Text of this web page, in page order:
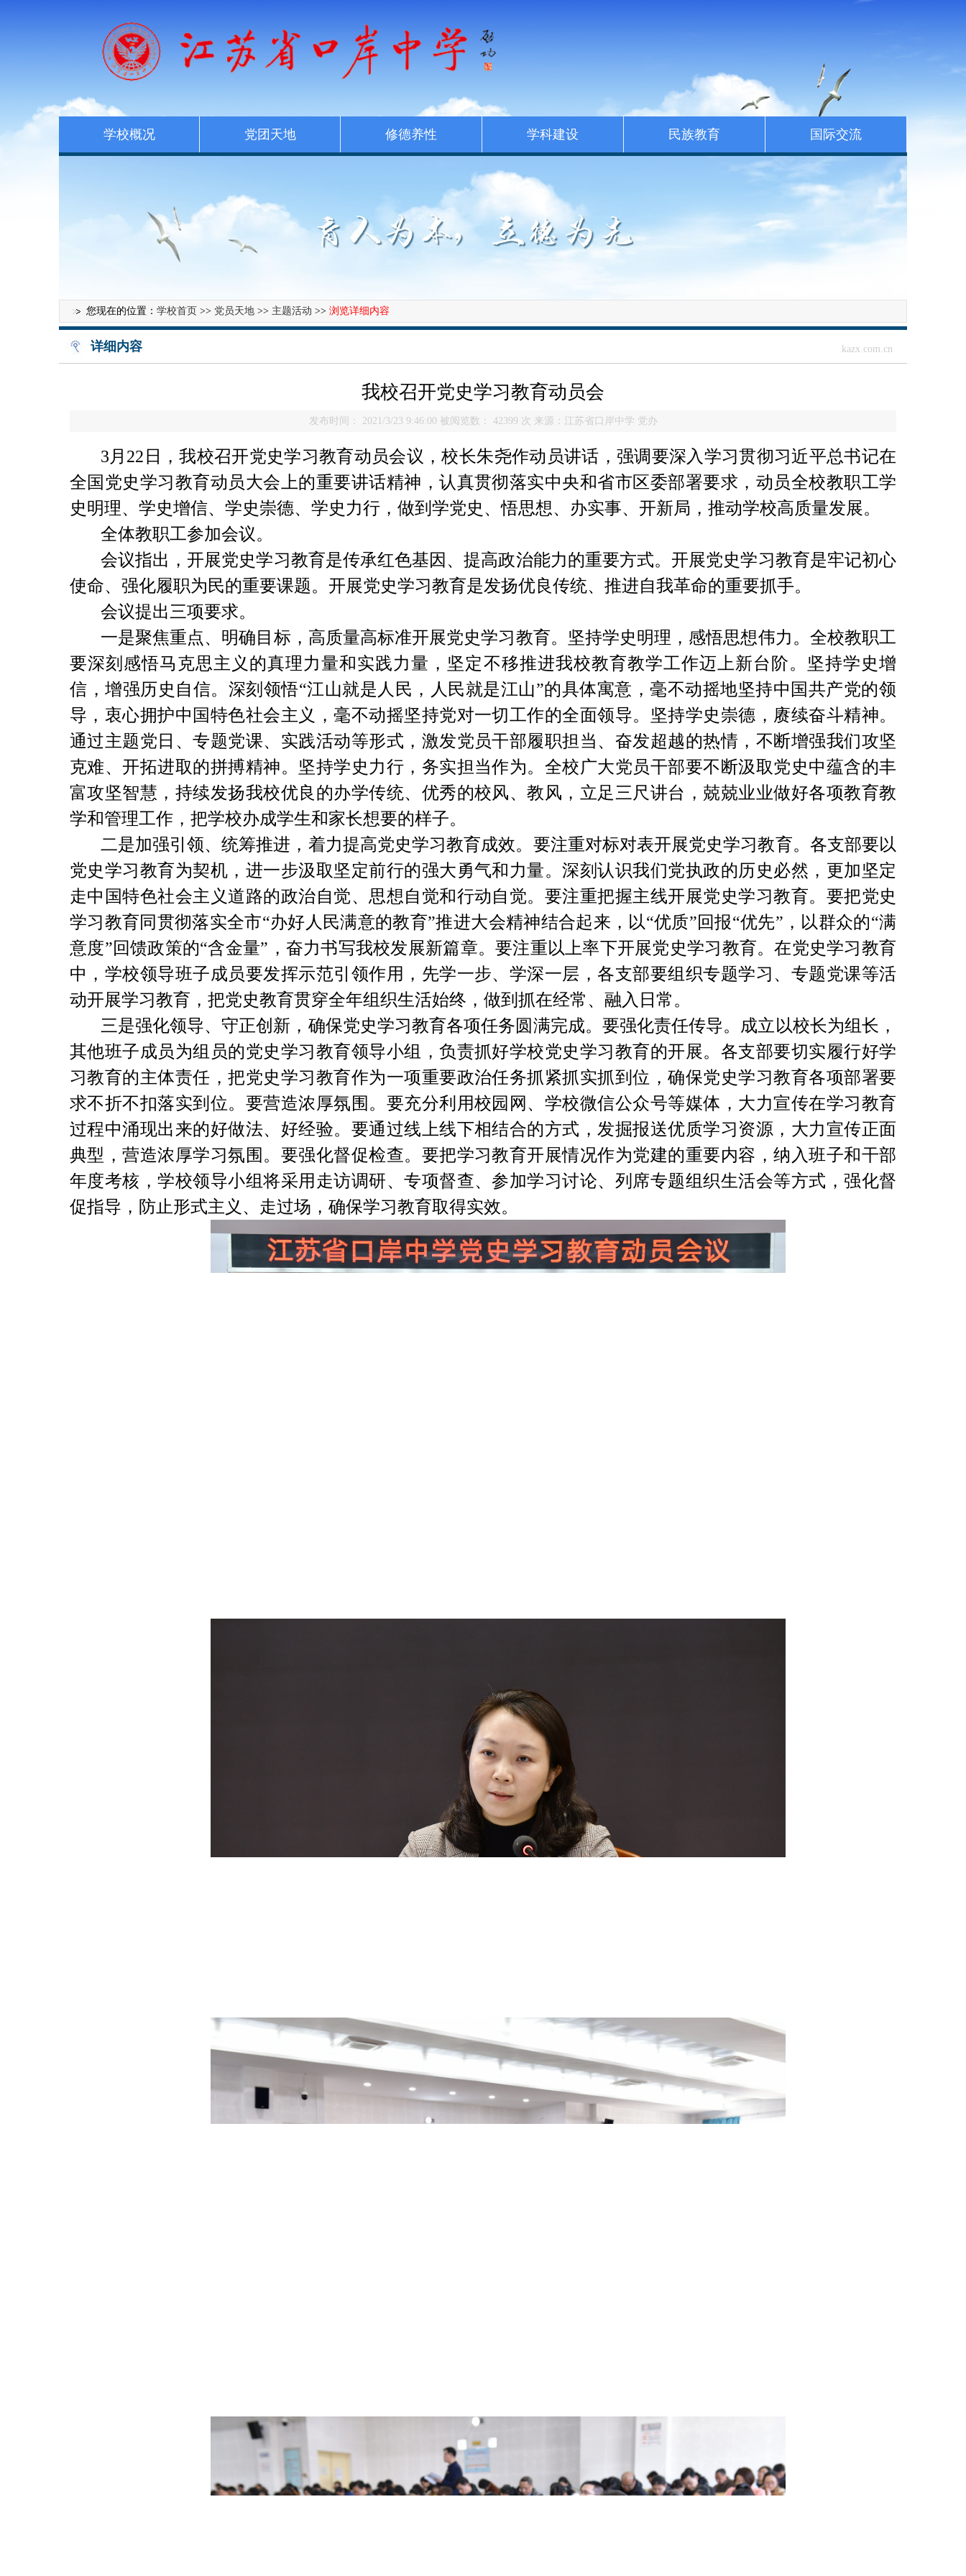
学校概况 党团天地 修德养性 学科建设 民族教育 国际交流
您现在的位置： 学校首页 >> 党员天地 >> 主题活动 >> 浏览详细内容
详细内容 kazx.com.cn
我校召开党史学习教育动员会
发布时间： 2021/3/23 9:46:00 被阅览数： 42399 次 来源：江苏省口岸中学 党办
3月 22 日，我校召开党史学习教育动员会议，校长朱尧作动员讲话，强调要深入学习贯彻习近平总书记在
全国党史学习教育动员大会上的重要讲话精神，认真贯彻落实中央和省市区委部署要求，动员全校教职工学
史明理、学史增信、学史崇德、学史力行，做到学党史、悟思想、办实事、开新局，推动学校高质量发展。
全体教职工参加会议。
会议指出，开展党史学习教育是传承红色基因、提高政治能力的重要方式。开展党史学习教育是牢记初心
使命、强化履职为民的重要课题。开展党史学习教育是发扬优良传统、推进自我革命的重要抓手。
会议提出三项要求。
一是聚焦重点、明确目标，高质量高标准开展党史学习教育。 坚持学史明理，感悟思想伟力。全校教职工
要深刻感悟马克思主义的真理力量和实践力量，坚定不移推进我校教育教学工作迈上新台阶。 坚持学史增
信，增强历史自信。深刻领悟“江山就是人民，人民就是江山”的具体寓意，毫不动摇地坚持中国共产党的领
导，衷心拥护中国特色社会主义，毫不动摇坚持党对一切工作的全面领导。 坚持学史崇德，赓续奋斗精神。
通过主题党日、专题党课、实践活动等形式，激发党员干部履职担当、奋发超越的热情，不断增强我们攻坚
克难、开拓进取的拼搏精神。 坚持学史力行，务实担当作为。全校广大党员干部要不断汲取党史中蕴含的丰
富攻坚智慧，持续发扬我校优良的办学传统、优秀的校风、教风，立足三尺讲台，兢兢业业做好各项教育教
学和管理工作，把学校办成学生和家长想要的样子。
二是加强引领、统筹推进，着力提高党史学习教育成效。 要注重对标对表开展党史学习教育。各支部要以
党史学习教育为契机，进一步汲取坚定前行的强大勇气和力量。深刻认识我们党执政的历史必然，更加坚定
走中国特色社会主义道路的政治自觉、思想自觉和行动自觉。 要注重把握主线开展党史学习教育。要把党史
学习教育同贯彻落实全市“办好人民满意的教育”推进大会精神结合起来，以“优质”回报“优先”，以群众的“满
意度”回馈政策的“含金量”，奋力书写我校发展新篇章。要注重以上率下开展党史学习教育。在党史学习教育
中，学校领导班子成员要发挥示范引领作用，先学一步、学深一层，各支部要组织专题学习、专题党课等活
动开展学习教育，把党史教育贯穿全年组织生活始终，做到抓在经常、融入日常。
三是强化领导、守正创新，确保党史学习教育各项任务圆满完成。 要强化责任传导。成立以校长为组长，
其他班子成员为组员的党史学习教育领导小组，负责抓好学校党史学习教育的开展。各支部要切实履行好学
习教育的主体责任，把党史学习教育作为一项重要政治任务抓紧抓实抓到位，确保党史学习教育各项部署要
求不折不扣落实到位。 要营造浓厚氛围。要充分利用校园网、学校微信公众号等媒体，大力宣传在学习教育
过程中涌现出来的好做法、好经验。要通过线上线下相结合的方式，发掘报送优质学习资源，大力宣传正面
典型，营造浓厚学习氛围。 要强化督促检查。要把学习教育开展情况作为党建的重要内容，纳入班子和干部
年度考核，学校领导小组将采用走访调研、专项督查、参加学习讨论、列席专题组织生活会等方式，强化督
促指导，防止形式主义、走过场，确保学习教育取得实效。